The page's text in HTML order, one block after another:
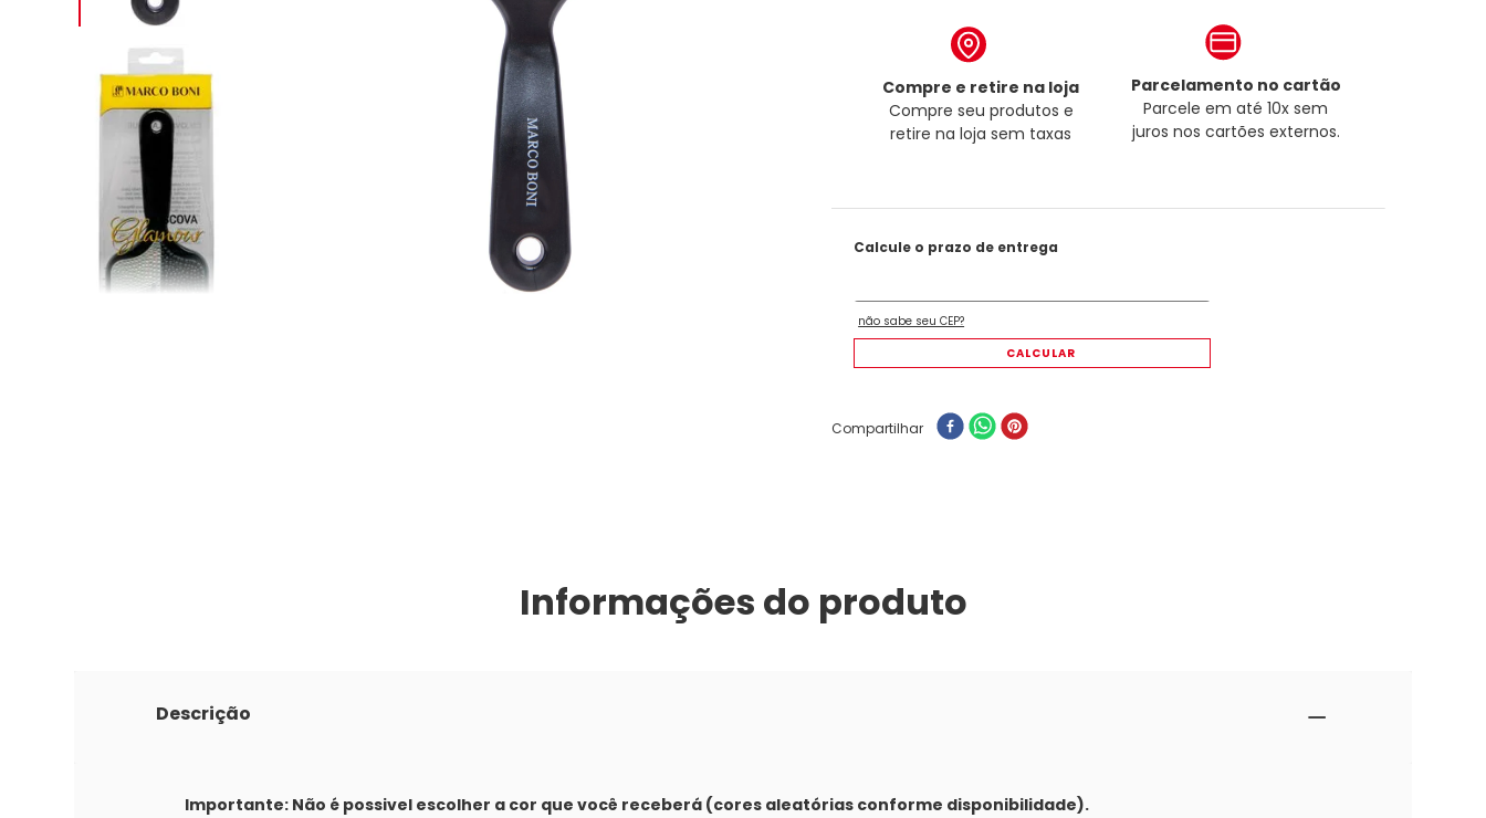
Compre e retire na loja
Compre seu produtos e
retire na loja sem taxas
Parcelamento no cartão
Parcele em até 10x sem
juros nos cartões externos.
Compartilhar
Informações do produto
Descrição
Importante: Não é possivel escolher a cor que você receberá (cores aleatórias conforme disponibilidade).